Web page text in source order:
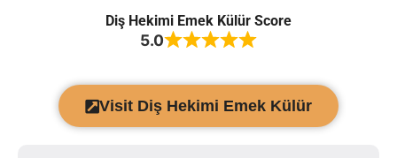
Diş Hekimi Emek Külür Score
5.0
Visit Diş Hekimi Emek Külür